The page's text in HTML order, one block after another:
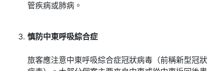
管疾病或肺病。
慎防中東呼吸綜合症
旅客應注意中東呼吸綜合症冠狀病毒（前稱新型冠狀